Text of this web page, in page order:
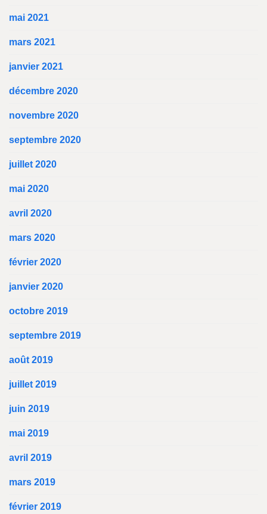
mai 2021
mars 2021
janvier 2021
décembre 2020
novembre 2020
septembre 2020
juillet 2020
mai 2020
avril 2020
mars 2020
février 2020
janvier 2020
octobre 2019
septembre 2019
août 2019
juillet 2019
juin 2019
mai 2019
avril 2019
mars 2019
février 2019